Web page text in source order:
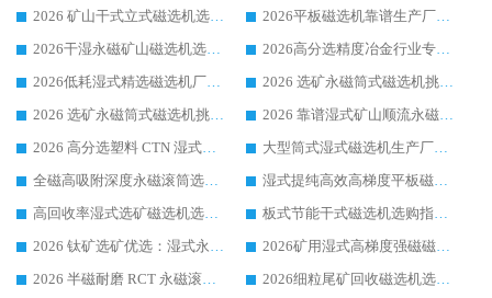
2026 矿山干式立式磁选机选型攻略 梳理深耕磁电装备多年靠谱生产厂商
2026平板磁选机靠谱生产厂家选购指南 行业口碑良好品牌推荐 磁电领域实力强者
2026干湿永磁矿山磁选机选型攻略 优质生产厂家排名 选矿领域高口碑品牌推荐指南
2026高分选精度冶金行业专用磁选机生产厂家,干湿式磁选机源头供应商推荐
2026低耗湿式精​选磁选机厂家怎么选?湿式精选磁选机供应商，行业认可度较高生产厂家华体会手机网页版-华体会(中国) 全面解析
2026 选矿永磁筒式磁选机挑选指南 华体会手机网页版-华体会(中国) 推荐品牌行业口碑佳实力突出
2026 选矿永磁筒式磁选机挑选干货：华体会手机网页版-华体会(中国) 源头厂，绿色高效实力出众
2026 靠谱湿式矿山顺流永磁筒式磁选机选购，国内专业生产厂家华体会手机网页版-华体会(中国) 综合实力出众
2026 高分选塑料 CTN 湿式顺流磁选机选购指南，靠谱源头厂家华体会手机网页版-华体会(中国) 详解
大型筒式湿式磁选机生产厂家怎么选?华体会手机网页版-华体会(中国) 设备口碑广受行业认可
全磁高吸附深度永磁滚筒选购指南 业内口碑稳定磁电设备生产厂家详细推荐
湿式提纯高效高梯度平板磁选机靠谱设备源头厂商华体会手机网页版-华体会(中国) 综合测评
高回收率湿式选矿磁选机选购指南 业内口碑磁电设备生产厂家实力解析
板式节能干式磁选机选购指南，源头生产厂家华体会手机网页版-华体会(中国) 综合实力可观
2026 钛矿选矿优选：湿式永磁筒式磁选机源头厂家华体会手机网页版-华体会(中国) 综合解析
2026矿用湿式高梯度强磁磁选机选购指南，临朐靠谱磁电生产厂家华体会手机网页版-华体会(中国) 详解
2026 半磁耐磨 RCT 永磁滚筒选购指南，临朐源头生产厂家华体会手机网页版-华体会(中国) 实测分享
2026细粒尾矿回收磁选机选购指南 产业集群优质生产厂家华体会手机网页版-华体会(中国) 解析